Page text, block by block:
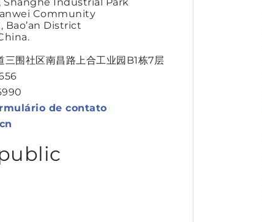
Community
District
三围社区南昌路上合工业园B1栋7层
de contato